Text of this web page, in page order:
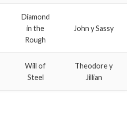
Diamond
in the
Rough
John y Sassy
Will of
Steel
Theodore y
Jillian